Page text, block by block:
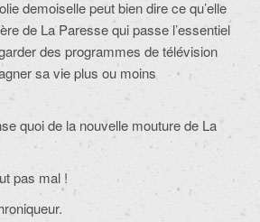
demoiselle peut bien dire ce qu’elle
de La Paresse qui passe l’essentiel
des programmes de télévision
sa vie plus ou moins
quoi de la nouvelle mouture de La
pas mal !